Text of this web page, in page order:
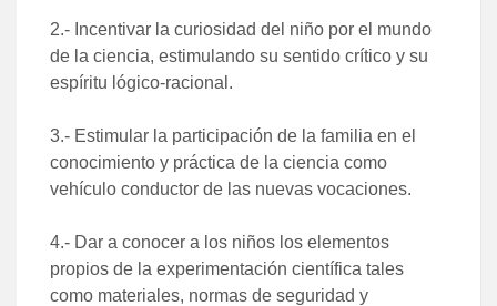
​2.- Incentivar la curiosidad del niño por el mundo
de la ciencia, estimulando su sentido crítico y su
espíritu lógico-racional.​
3.- Estimular la participación de la familia en el
conocimiento y práctica de la ciencia como
vehículo conductor de las nuevas vocaciones.
4.- Dar a conocer a los niños los elementos
propios de la experimentación científica tales
como materiales, normas de seguridad y